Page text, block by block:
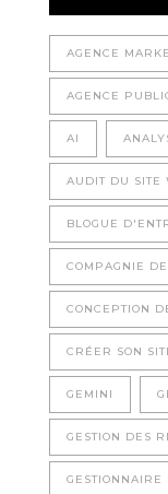
AGENCE
AGENCE
AI
AUDIT DU SITE
BLOGUE
COMPAGNIE
CONCEPTION
CRÉER SON
GEMINI
GESTION DES
GESTIONNAIRE